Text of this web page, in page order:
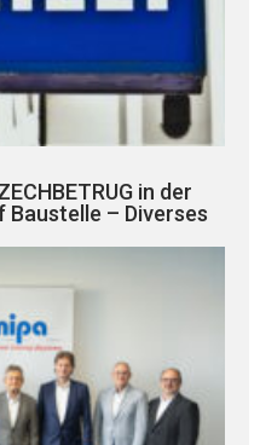
in der
Baustelle – Diverses